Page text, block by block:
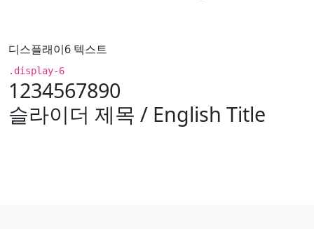
디스플래이6 텍스트
.display-6
1234567890
슬라이더 제목 / English Title